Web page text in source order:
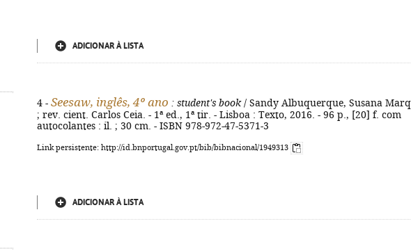
ADICIONAR À LISTA
4 - Seesaw, inglês, 4º ano : student's book/ Sandy Albuquerque, Susana
; rev. cient. Carlos Ceia. - 1ª ed., 1ª tir. - Lisboa : Texto, 2016. - 96 p., [20] f. com
autocolantes : il. ; 30 cm. - ISBN 978-972-47-5371-3
Link persistente: http://id.bnportugal.gov.pt/bib/bibnacional/1949313
ADICIONAR À LISTA